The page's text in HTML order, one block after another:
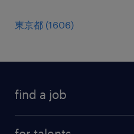
東京都 (1606)
find a job